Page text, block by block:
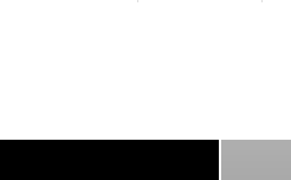
attiva)